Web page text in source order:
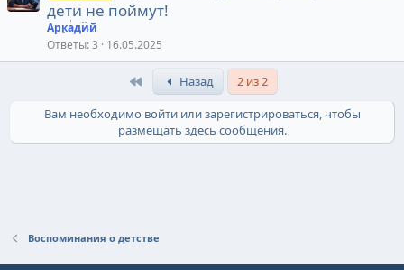
дети не поймут!
Аркадий
Ответы 3 16.05.2025
ПервыйНазад
2 из 2
Вам необходимо войти или зарегистрироваться, чтобы
размещать здесь сообщения.
Воспоминания о детстве